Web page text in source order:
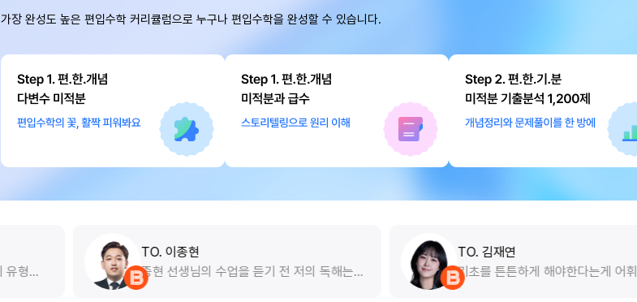
가장 완성도 높은 편입수학 커리큘럼으로 누구나 편입수학을 완성할 수 있습니다.
종현 선생님의 수업을 듣기 전 저의 독해는
그저 '번역'에 불과했습니다. 조금만 문장이
기초를 튼튼하게 해야한다는게 어휘에 이렇
게나 밀접할 수 있을까요? 맨땅에 헤딩하듯